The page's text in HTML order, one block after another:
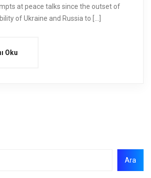
at peace talks since the outset of
of Ukraine and Russia to […]
Oku
Ara